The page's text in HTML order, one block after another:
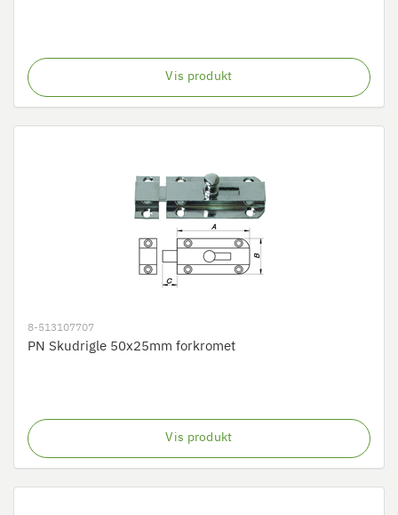
Vis produkt
8-513107707
PN Skudrigle 50x25mm forkromet
Vis produkt